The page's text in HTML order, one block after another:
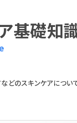
基礎知
どのスキンケアについ